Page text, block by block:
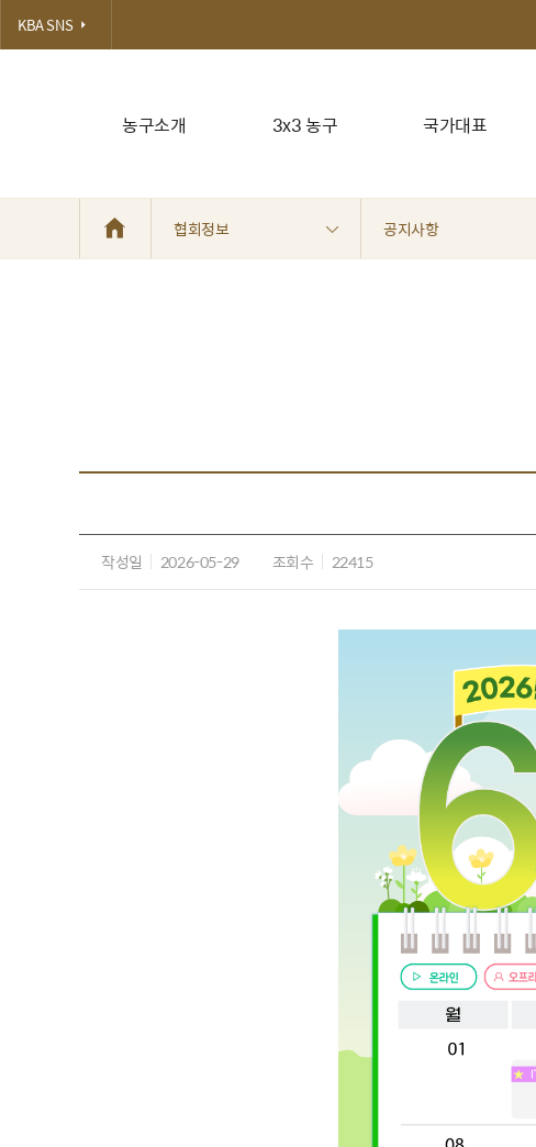
농구소개 3x3 농구 국가대표
KBA SNS
협회정보 공지사항
작성일 2026-05-29 조회수 22415